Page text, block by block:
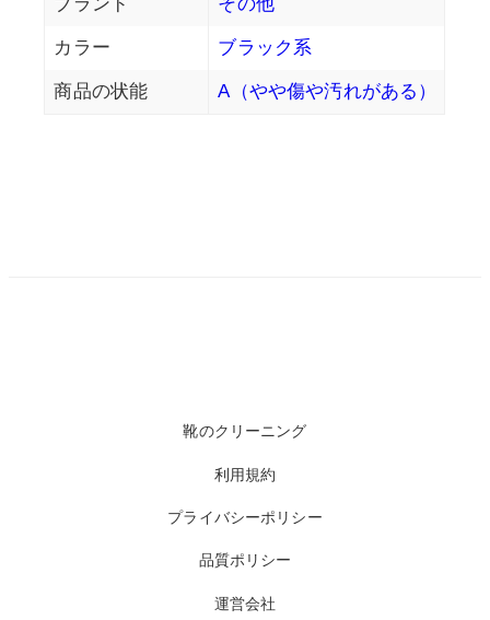
カラー ブラック系
商品の状能 A（やや傷や汚れがある）
靴のクリーニング
利用規約
プライバシーポリシー
品質ポリシー
運営会社